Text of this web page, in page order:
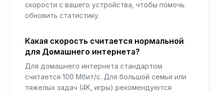
скорости с вашего устройства, чтобы помочь
обновить статистику.
Какая скорость считается нормальной
для Домашнего интернета?
Для домашнего интернета стандартом
считается 100 Мбит/с. Для большой семьи или
тяжелых задач (4K, игры) рекомендуются